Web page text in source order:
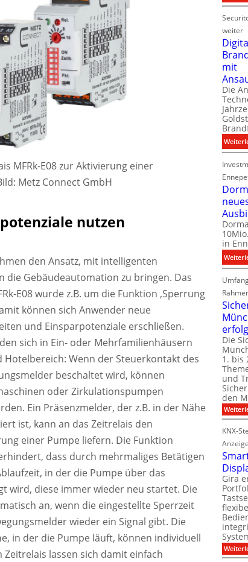
MFRk-E08 zur Aktivierung einer
Metz Connect GmbH
nutzen
den Ansatz, mit intelligenten
die Gebäudeautomation zu bringen. Das
E08 wurde z.B. um die Funktion ‚Sperrung
können sich Anwender neue
und Einsparpotenziale erschließen.
sich in Ein- oder Mehrfamilienhäusern
Wenn der Steuerkontakt des
beschaltet wird, können
oder Zirkulationspumpen
Ein Präsenzmelder, der z.B. in der Nähe
ist, kann an das Zeitrelais den
einer Pumpe liefern. Die Funktion
dass durch mehrmaliges Betätigen
in der die Pumpe über das
wird, diese immer wieder neu startet. Die
an, wenn die eingestellte Sperrzeit
wieder ein Signal gibt. Die
in der die Pumpe läuft, können individuell
lassen sich damit einfach
weiter
mit
Die
in
Die
1. bis
und
den
KNX-
Anzeige
Gira